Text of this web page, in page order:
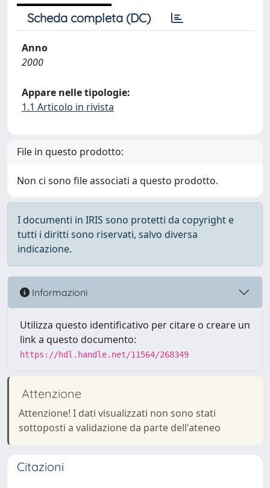
Scheda completa (DC)
Anno
2000
Appare nelle tipologie:
1.1 Articolo in rivista
File in questo prodotto:
Non ci sono file associati a questo prodotto.
I documenti in IRIS sono protetti da copyright e
tutti i diritti sono riservati, salvo diversa
indicazione.
Informazioni
Utilizza questo identificativo per citare o creare un
link a questo documento:
https://hdl.handle.net/11564/268349
Attenzione
Attenzione! I dati visualizzati non sono stati
sottoposti a validazione da parte dell'ateneo
Citazioni